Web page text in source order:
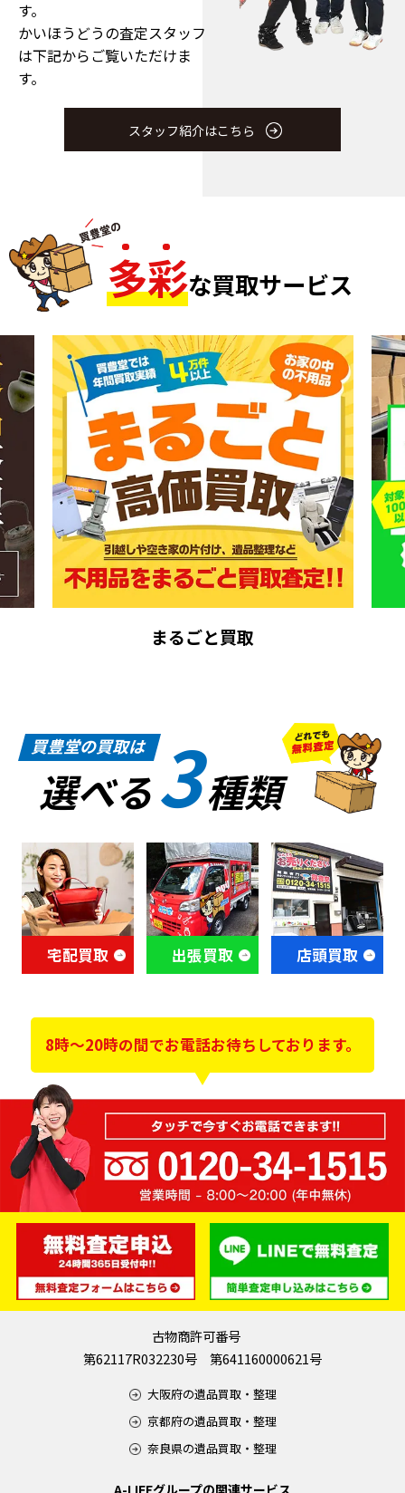
す。
かいほうどうの査定スタッフ
は下記からご覧いただけま
す。
スタッフ紹介はこちら
多彩な買取サービス
まるごと買取
買豊堂の買取は
選べる3種類
宅配買取 出張買取 店頭買取
8時～20時の間でお電話お待ちしております。
古物商許可番号
第62117R032230号 第641160000621号
大阪府の遺品買取・整理
京都府の遺品買取・整理
奈良県の遺品買取・整理